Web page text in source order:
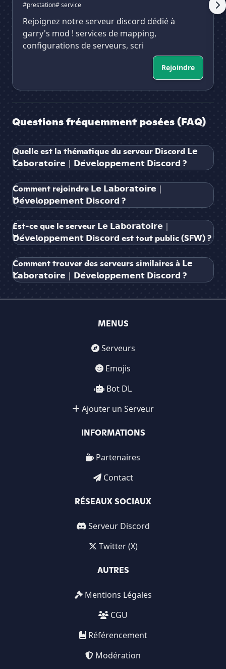
#prestation# service
Rejoignez notre serveur discord dédié à
garry's mod ! services de mapping,
configurations de serveurs, scri
Rejoindre
Questions fréquemment posées (FAQ)
Quelle est la thématique du serveur Discord 𝗟𝗲
𝗟𝗮𝗯𝗼𝗿𝗮𝘁𝗼𝗶𝗿𝗲｜𝗗𝗲́𝘃𝗲𝗹𝗼𝗽𝗽𝗲𝗺𝗲𝗻𝘁 𝗗𝗶𝘀𝗰𝗼𝗿𝗱 ?
Comment rejoindre 𝗟𝗲 𝗟𝗮𝗯𝗼𝗿𝗮𝘁𝗼𝗶𝗿𝗲｜
𝗗𝗲́𝘃𝗲𝗹𝗼𝗽𝗽𝗲𝗺𝗲𝗻𝘁 𝗗𝗶𝘀𝗰𝗼𝗿𝗱 ?
Est-ce que le serveur 𝗟𝗲 𝗟𝗮𝗯𝗼𝗿𝗮𝘁𝗼𝗶𝗿𝗲｜
𝗗𝗲́𝘃𝗲𝗹𝗼𝗽𝗽𝗲𝗺𝗲𝗻𝘁 𝗗𝗶𝘀𝗰𝗼𝗿𝗱 est tout public (SFW) ?
Comment trouver des serveurs similaires à 𝗟𝗲
𝗟𝗮𝗯𝗼𝗿𝗮𝘁𝗼𝗶𝗿𝗲｜𝗗𝗲́𝘃𝗲𝗹𝗼𝗽𝗽𝗲𝗺𝗲𝗻𝘁 𝗗𝗶𝘀𝗰𝗼𝗿𝗱 ?
MENUS
Serveurs
Emojis
Bot DL
Ajouter un Serveur
INFORMATIONS
Partenaires
Contact
RÉSEAUX SOCIAUX
Serveur Discord
Twitter (X)
AUTRES
Mentions Légales
CGU
Référencement
Modération